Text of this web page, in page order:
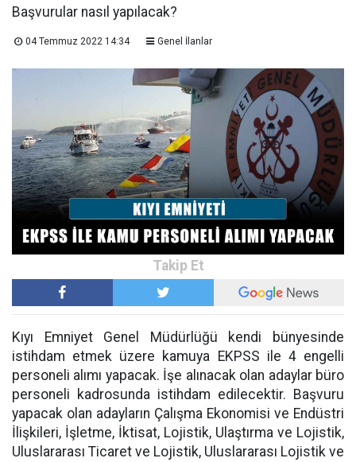
Başvurular nasıl yapılacak?
04 Temmuz 2022 14:34 Genel İlanlar
Kıyı Emniyet Genel Müdürlüğü kendi bünyesinde
istihdam etmek üzere kamuya EKPSS ile 4 engelli
personeli alımı yapacak. İşe alınacak olan adaylar büro
personeli kadrosunda istihdam edilecektir. Başvuru
yapacak olan adayların Çalışma Ekonomisi ve Endüstri
İlişkileri, İşletme, İktisat, Lojistik, Ulaştırma ve Lojistik,
Uluslararası Ticaret ve Lojistik, Uluslararası Lojistik ve